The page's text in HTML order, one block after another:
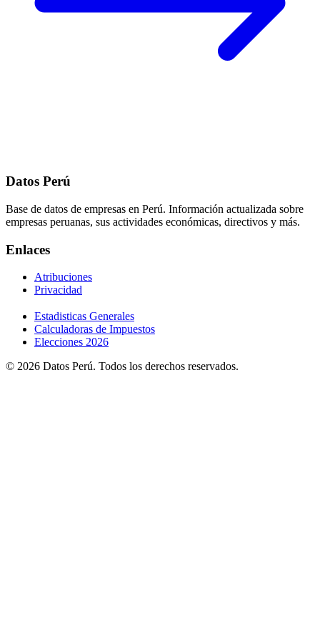
Datos Perú
Base de datos de empresas en Perú. Información actualizada sobre
empresas peruanas, sus actividades económicas, directivos y más.
Enlaces
Atribuciones
Privacidad
Estadisticas Generales
Calculadoras de Impuestos
Elecciones 2026
© 2026 Datos Perú. Todos los derechos reservados.